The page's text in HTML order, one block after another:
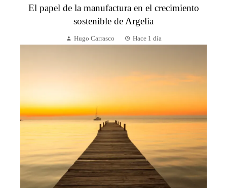
El papel de la manufactura en el crecimiento
sostenible de Argelia
Hugo Carrasco Hace 1 día